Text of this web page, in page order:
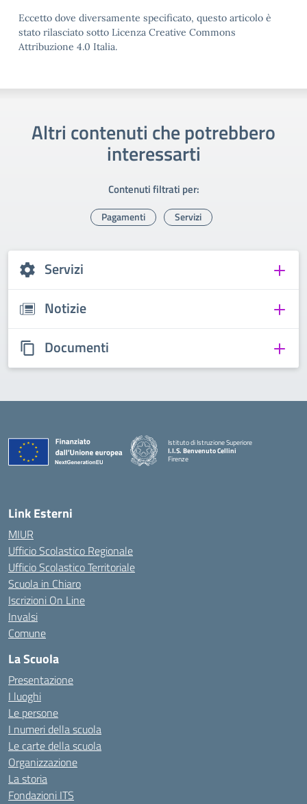
Eccetto dove diversamente specificato, questo articolo è
stato rilasciato sotto Licenza Creative Commons
Attribuzione 4.0 Italia.
Altri contenuti che potrebbero
interessarti
Contenuti filtrati per:
Pagamenti Servizi
Servizi
Notizie
Documenti
Istituto di Istruzione Superiore
I.I.S. Benvenuto Cellini
Firenze
Link Esterni
MIUR
Ufficio Scolastico Regionale
Ufficio Scolastico Territoriale
Scuola in Chiaro
Iscrizioni On Line
Invalsi
Comune
La Scuola
Presentazione
I luoghi
Le persone
I numeri della scuola
Le carte della scuola
Organizzazione
La storia
Fondazioni ITS